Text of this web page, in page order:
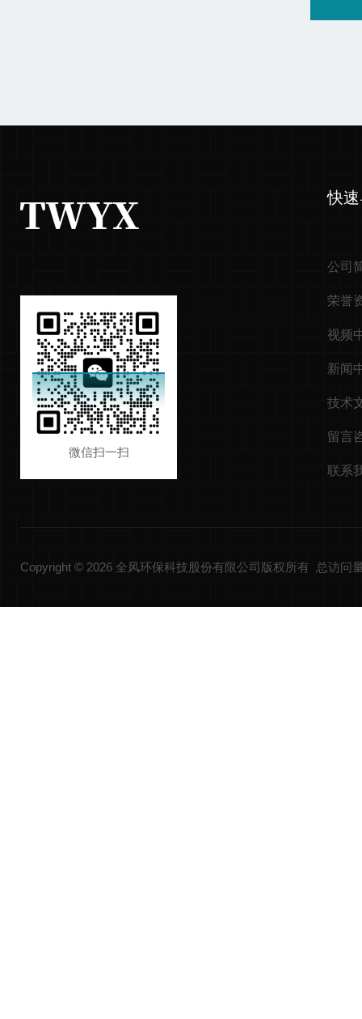
微信扫一扫
快
公司
荣誉
视频
新闻
技术
留言
联系
Copyright © 2026 全风环保科技股份有限公司版权所有 总访问